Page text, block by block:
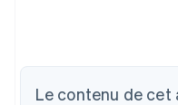
Le contenu de
Allemagne